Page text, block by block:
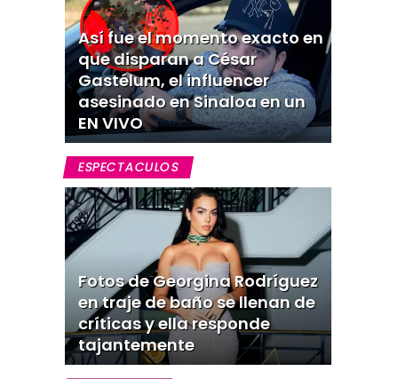
Así fue el momento exacto en
que disparan a César
Gastélum, el influencer
asesinado en Sinaloa en un
EN VIVO
ESPECTACULOS
Fotos de Georgina Rodríguez
en traje de baño se llenan de
críticas y ella responde
tajantemente